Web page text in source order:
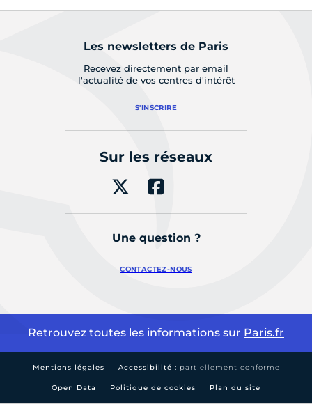
Les newsletters de Paris
Recevez directement par email
l'actualité de vos centres d'intérêt
S'INSCRIRE
Sur les réseaux
Une question ?
CONTACTEZ-NOUS
Retrouvez toutes les informations sur Paris.fr
Mentions légales Accessibilité : partiellement conforme
Open Data Politique de cookies Plan du site